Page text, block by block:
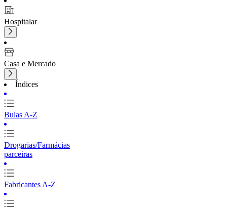
Hospitalar
Casa e Mercado
Índices
Bulas A-Z
Drogarias/Farmácias
parceiras
Fabricantes A-Z